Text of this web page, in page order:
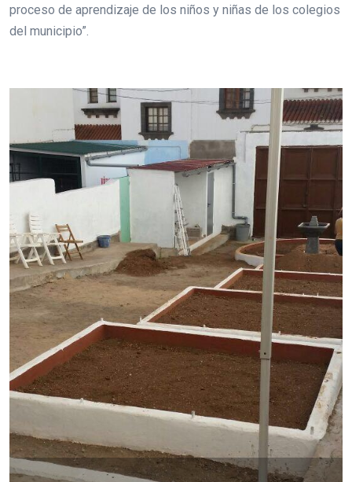
proceso de aprendizaje de los niños y niñas de los colegios
del municipio”.